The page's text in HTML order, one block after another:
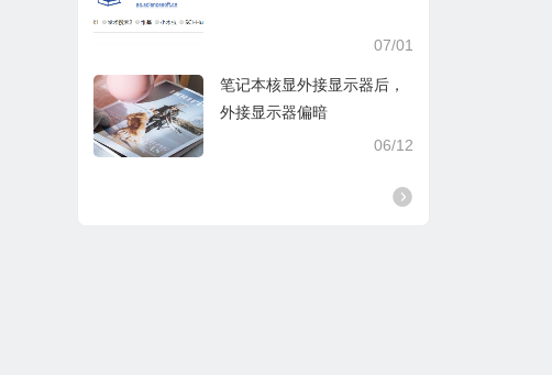
07/01
笔记本核显外接显示器后，
外接显示器偏暗
06/12